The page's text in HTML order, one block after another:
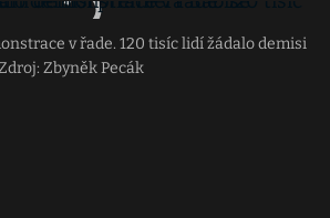
v řade. 120 tisíc lidí žádalo demisi
Zbyněk Pecák